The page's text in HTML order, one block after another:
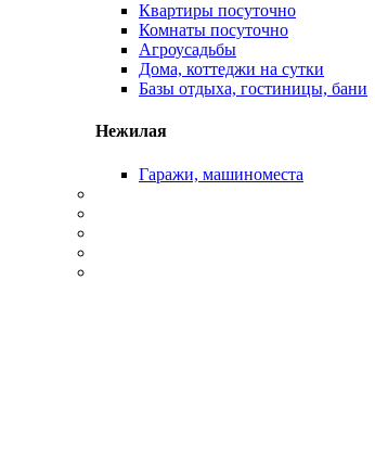
Квартиры посуточно
Комнаты посуточно
Агроусадьбы
Дома, коттеджи на сутки
Базы отдыха, гостиницы, бани
Нежилая
Гаражи, машиноместа